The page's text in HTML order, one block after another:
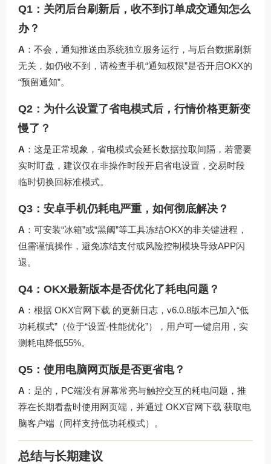
Q1：关闭后台刷新后，收不到订单成交通知怎么
办？
A ：不会，通知推送由系统独立服务运行，与后台数据刷新
无关，如仍收不到，请检查手机“通知权限”是否开启OKX的
“预留通知”。
Q2：为什么设置了省电模式后，行情价格更新变
慢了？
A ：这是正常现象，省电模式会延长数据拉取间隔，若需要
实时盯盘，建议仅在非操作时段开启省电设置，交易时段
临时切换回标准模式。
Q3：安卓手机仍耗电严重，如何彻底解决？
A ：可安装“冰箱”或“黑阈”等工具冻结OKX的非关键进程，
但需谨慎操作，避免冻结支付或风险控制模块导致APP闪
退。
Q4：OKX最新版本是否优化了耗电问题？
A ：根据 OKX官网下载 的更新日志，v6.0.8版本已加入“低
功耗模式”（位于“设置-性能优化”），用户可一键启用，实
测耗电降低55%。
Q5：使用电脑网页版是否更省电？
A ：是的，PC端没有屏幕常亮与触控交互的耗电问题，推
荐在长期看盘时使用网页端，并通过 OKX官网下载 获取电
脑客户端（同样支持低功耗模式）。
总结与长期建议